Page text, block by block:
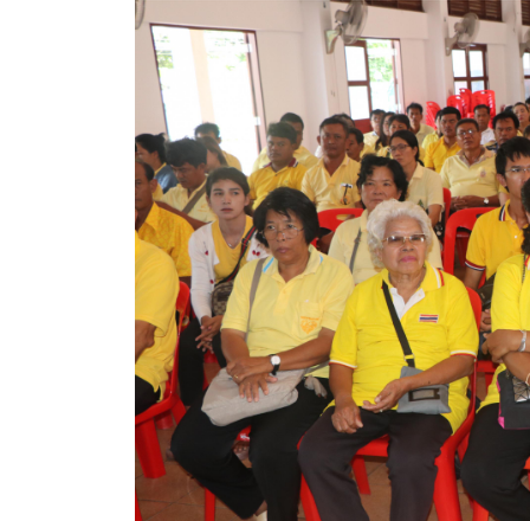
ประกาศราคากลาง
ประกาศเชิญชวนประกวดราคา (e-bidding)
ยกเลิกประกาศเชิญชวน
ยกเลิกประกาศผู้ชนะ
เปลี่ยนแปลงประกาศผู้ชนะ
เปลี่ยนแปลงประกาศเชิญชวน
ประกาศขายทอดตลาดทรัพย์สินประจำปี
ประกาศกำหนดอายุการใช้งานของสินทรัพย์ขององ